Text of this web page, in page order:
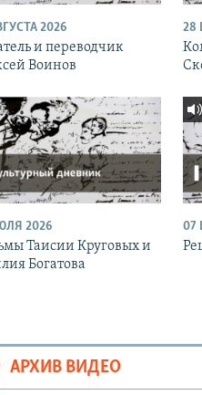
2026
и переводчик
Воинов
28
2026
Таисии Круговых и
Богатова
07
АРХИВ ВИДЕО